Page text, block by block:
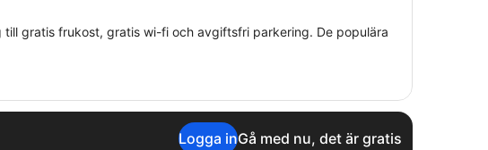
gratis frukost, gratis wi-fi och avgiftsfri parkering. De populära
Logga inGå med nu, det är gratis